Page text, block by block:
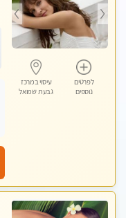
לפרטים
נוספים
עיסוי במרכז
גבעת שמואל